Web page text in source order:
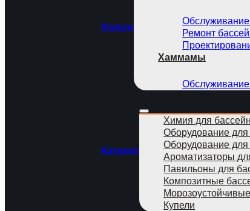
Услуги
Ремонт
Хаммамы
Каталог
Химия для
Оборудование для
Оборудование
Ароматизаторы
Павильоны для
Композитные
Купели